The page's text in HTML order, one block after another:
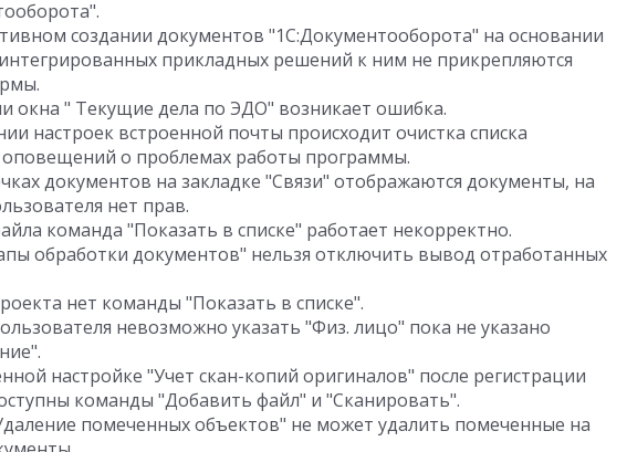
создании документов "1С:Документооборота" на основании
прикладных решений к ним не прикрепляются
окна " Текущие дела по ЭДО" возникает ошибка.
настроек встроенной почты происходит очистка списка
оповещений о проблемах работы программы.
документов на закладке "Связи" отображаются документы, на
нет прав.
команда "Показать в списке" работает некорректно.
обработки документов" нельзя отключить вывод отработанных
нет команды "Показать в списке".
невозможно указать "Физ. лицо" пока не указано
настройке "Учет скан-копий оригиналов" после регистрации
команды "Добавить файл" и "Сканировать".
помеченных объектов" не может удалить помеченные на